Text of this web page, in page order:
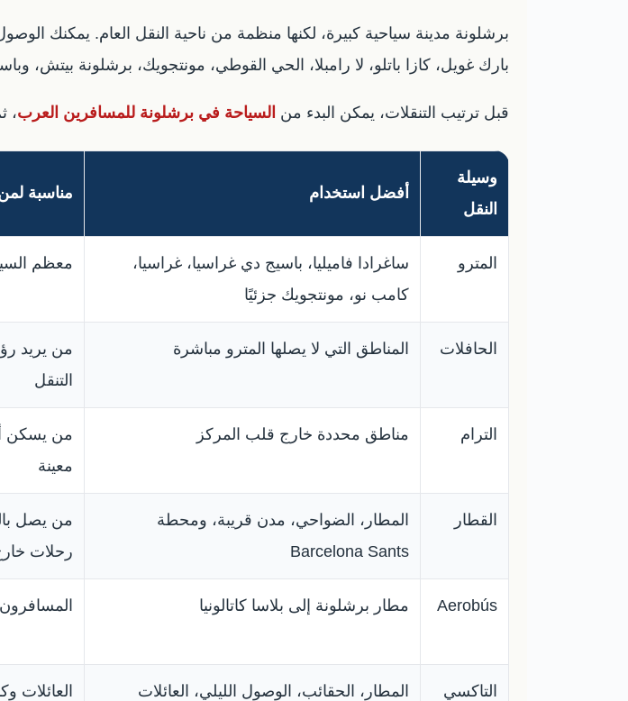
برشلونة مدينة سياحية كبيرة، لكنها منظمة من ناحية النقل العام. يمكنك
بارك غويل، كازا باتلو، لا رامبلا، الحي القوطي، مونتجويك، برشلونة بيتش،
قبل ترتيب التنقلات، يمكن البدء من السياحة في برشلونة للمسافرين العرب،
وسيلة
النقل
أفضل استخدام مناسبة
المترو
ساغرادا فاميليا، باسيج دي غراسيا، غراسيا،
كامب نو، مونتجويك جزئيًا
معظم
الحافلات المناطق التي لا يصلها المترو مباشرة
من يريد
التنقل
الترام مناطق محددة خارج قلب المركز
من يسكن
معينة
القطار
المطار، الضواحي، مدن قريبة، ومحطة
Barcelona Sants
من يصل
رحلات
Aerobús مطار برشلونة إلى بلاسا كاتالونيا
التاكسي المطار، الحقائب، الوصول الليلي، العائلات
العائلات